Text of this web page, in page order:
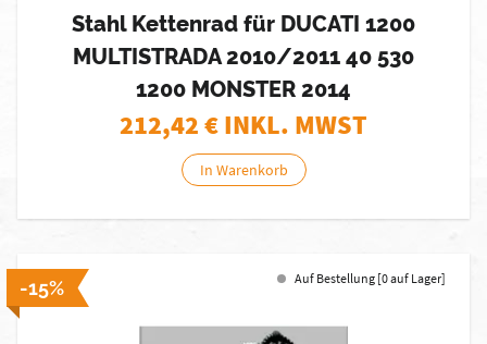
Stahl Kettenrad für DUCATI 1200
MULTISTRADA 2010/2011 40 530
1200 MONSTER 2014
212,42€ INKL. MWST
In Warenkorb
-15% Auf Bestellung [0 auf Lager]